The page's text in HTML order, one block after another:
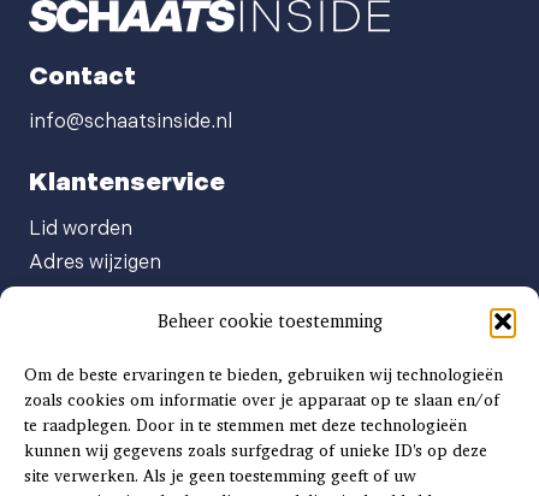
Beheer cookie toestemming
Om de beste ervaringen te bieden, gebruiken wij technologieën
zoals cookies om informatie over je apparaat op te slaan en/of
te raadplegen. Door in te stemmen met deze technologieën
kunnen wij gegevens zoals surfgedrag of unieke ID's op deze
site verwerken. Als je geen toestemming geeft of uw
Contact
info@schaatsinside.nl
Klantenservice
Lid worden
Adres wijzigen
Abonnement opzeggen
Afgeven automatische incasso
Factuur betalen
Klachtenformulier
Overige vragen